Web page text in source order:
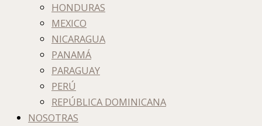
HONDURAS
MEXICO
NICARAGUA
PANAMÁ
PARAGUAY
PERÚ
REPÚBLICA DOMINICANA
NOSOTRAS